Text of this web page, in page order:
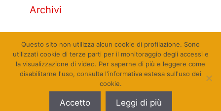
Archivi
© Qualcosa di Sinistra 2010 - 2026. Tutti i diritti
riservati. Sito web realizzato da Pierpaolo Farina
Questo sito non utilizza alcun cookie di profilazione. Sono
utilizzati cookie di terze parti per il monitoraggio degli accessi e
la visualizzazione di video. Per saperne di più e leggere come
disabilitarne l'uso, consulta l'informativa estesa sull'uso dei
cookie.
Accetto Leggi di più